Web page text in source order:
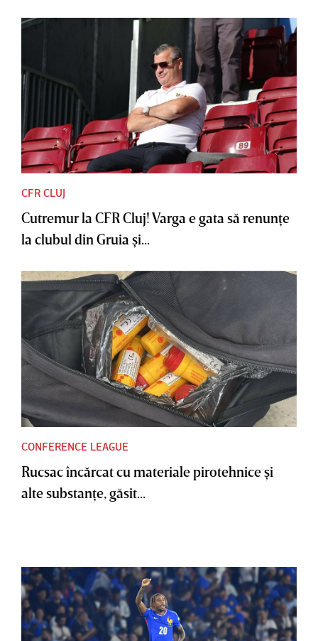
CFR CLUJ
Cutremur la CFR Cluj! Varga e gata să renunţe
la clubul din Gruia şi...
CONFERENCE LEAGUE
Rucsac încărcat cu materiale pirotehnice şi
alte substanţe, găsit...